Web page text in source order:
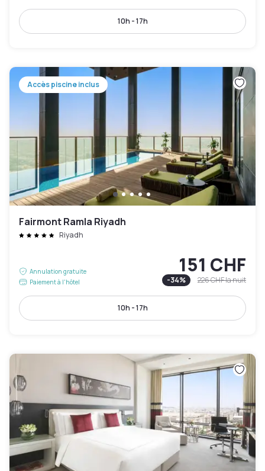
10h - 17h
Accès piscine inclus
Fairmont Ramla Riyadh
Riyadh
Annulation gratuite
Paiement à l'hôtel
151 CHF
-34% 226 CHFla nuit
10h - 17h